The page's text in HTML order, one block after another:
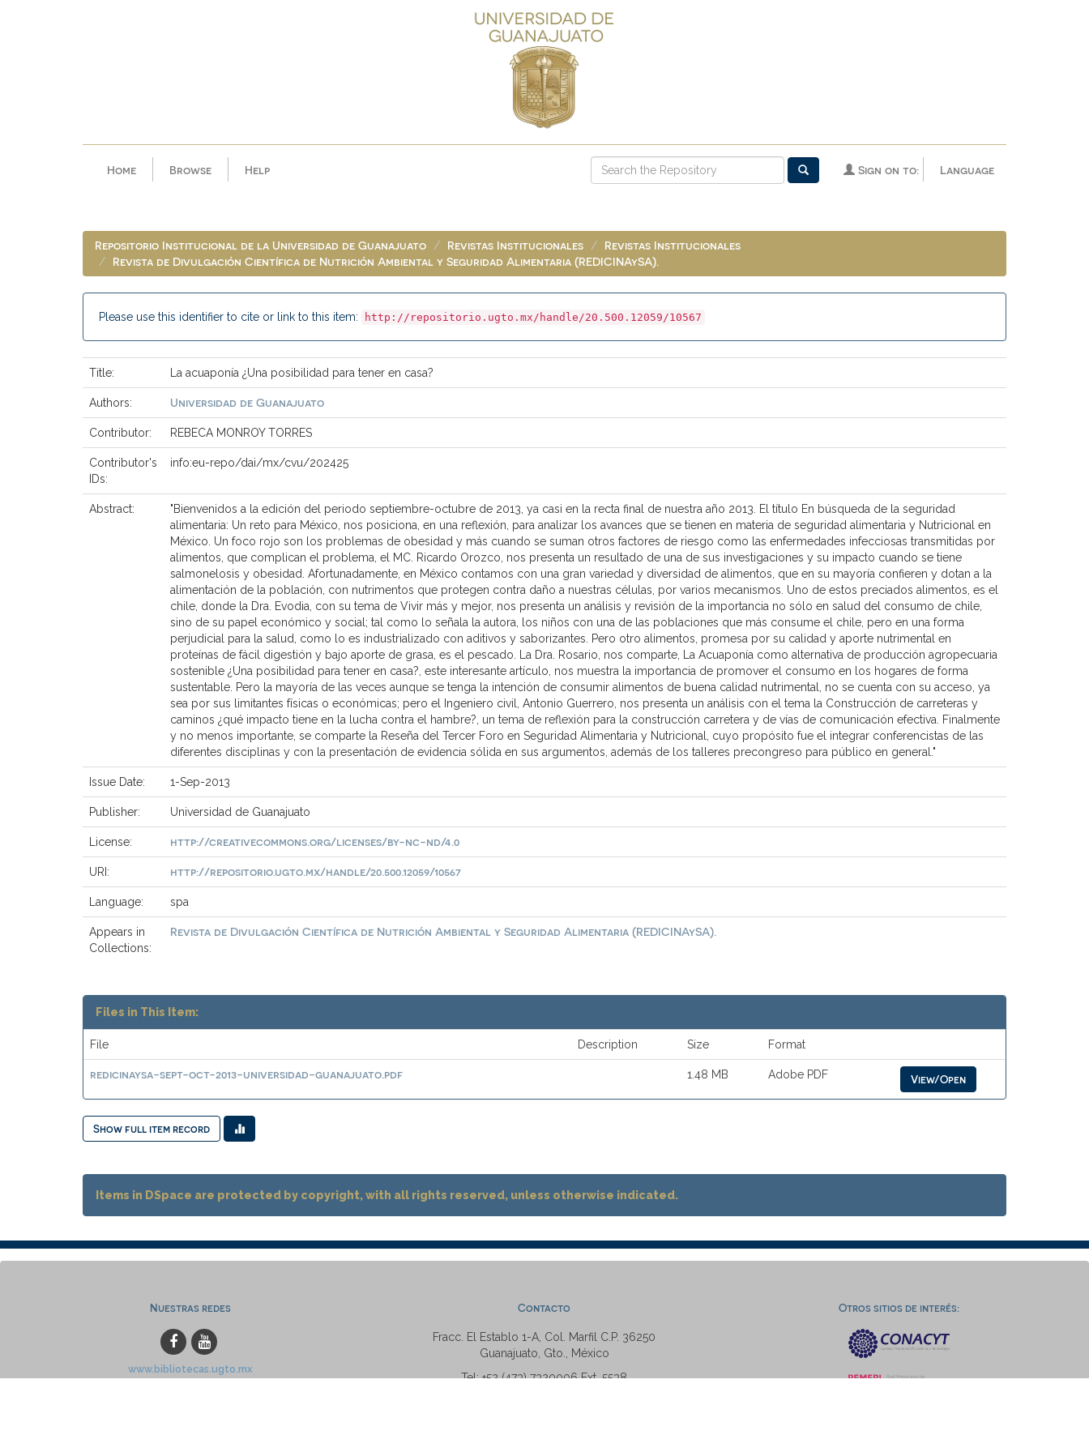
Home Browse Help Language
Sign on to:
Repositorio Institucional de la Universidad de Guanajuato Revistas Institucionales
Revistas Institucionales
Revista de Divulgación Científica de Nutrición Ambiental y Seguridad Alimentaria (REDICINAySA).
Please use this identifier to cite or link to this item: http://repositorio.ugto.mx/handle/20.500.12059/10567
Title: La acuaponía ¿Una posibilidad para tener en casa?
Authors: Universidad de Guanajuato
Contributor: REBECA MONROY TORRES
Contributor's
IDs:
info:eu-repo/dai/mx/cvu/202425
Abstract:
"Bienvenidos a la edición del periodo septiembre-octubre de 2013, ya casi en la recta final de nuestra año 2013. El título En búsqueda de la seguridad
alimentaria: Un reto para México, nos posiciona, en una reflexión, para analizar los avances que se tienen en materia de seguridad alimentaria y Nutricional en
México. Un foco rojo son los problemas de obesidad y más cuando se suman otros factores de riesgo como las enfermedades infecciosas transmitidas por
alimentos, que complican el problema, el MC. Ricardo Orozco, nos presenta un resultado de una de sus investigaciones y su impacto cuando se tiene
salmonelosis y obesidad. Afortunadamente, en México contamos con una gran variedad y diversidad de alimentos, que en su mayoría confieren y dotan a la
alimentación de la población, con nutrimentos que protegen contra daño a nuestras células, por varios mecanismos. Uno de estos preciados alimentos, es el
chile, donde la Dra. Evodia, con su tema de Vivir más y mejor, nos presenta un análisis y revisión de la importancia no sólo en salud del consumo de chile,
sino de su papel económico y social; tal como lo señala la autora, los niños con una de las poblaciones que más consume el chile, pero en una forma
perjudicial para la salud, como lo es industrializado con aditivos y saborizantes. Pero otro alimentos, promesa por su calidad y aporte nutrimental en
proteínas de fácil digestión y bajo aporte de grasa, es el pescado. La Dra. Rosario, nos comparte, La Acuaponía como alternativa de producción agropecuaria
sostenible ¿Una posibilidad para tener en casa?, este interesante artículo, nos muestra la importancia de promover el consumo en los hogares de forma
sustentable. Pero la mayoría de las veces aunque se tenga la intención de consumir alimentos de buena calidad nutrimental, no se cuenta con su acceso, ya
sea por sus limitantes físicas o económicas; pero el Ingeniero civil, Antonio Guerrero, nos presenta un análisis con el tema la Construcción de carreteras y
caminos ¿qué impacto tiene en la lucha contra el hambre?, un tema de reflexión para la construcción carretera y de vías de comunicación efectiva. Finalmente
y no menos importante, se comparte la Reseña del Tercer Foro en Seguridad Alimentaria y Nutricional, cuyo propósito fue el integrar conferencistas de las
diferentes disciplinas y con la presentación de evidencia sólida en sus argumentos, además de los talleres precongreso para público en general."
Issue Date: 1-Sep-2013
Publisher: Universidad de Guanajuato
License: http://creativecommons.org/licenses/by-nc-nd/4.0
URI: http://repositorio.ugto.mx/handle/20.500.12059/10567
Language: spa
Appears in
Collections:
Revista de Divulgación Científica de Nutrición Ambiental y Seguridad Alimentaria (REDICINAySA).
Files in This Item:
File Description Size Format
redicinaysa-sept-oct-2013-universidad-guanajuato.pdf 1.48 MB Adobe PDF View/Open
Show full item record
Items in DSpace are protected by copyright, with all rights reserved, unless otherwise indicated.
Nuestras redes
www.bibliotecas.ugto.mx
Contacto
Fracc. El Establo 1-A, Col. Marfil C.P. 36250
Guanajuato, Gto., México
Tel: +52 (473) 7320006 Ext. 5538
Otros sitios de interés: